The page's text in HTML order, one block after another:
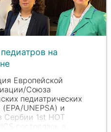
на
Европейской
Союза
педиатрических
UNEPSA) и
Сербии 1st HOT
состоялась в